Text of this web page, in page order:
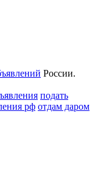
России.
подать
рф отдам даром